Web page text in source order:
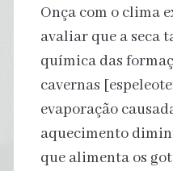
Onça com o clima
avaliar que a seca
química das
cavernas
evaporação
aquecimento
que alimenta os